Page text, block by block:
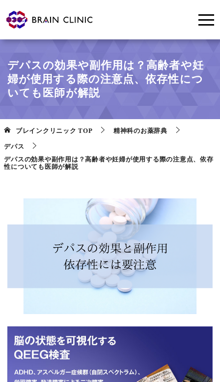
デパスの効果や副作用は？高齢者や妊
婦が使用する際の注意点、依存性につ
いても医師が解説
ブレインクリニック TOP 精神科のお薬辞典
デパス
デパスの効果や副作用は？高齢者や妊婦が使用する際の注意点、依存
性についても医師が解説